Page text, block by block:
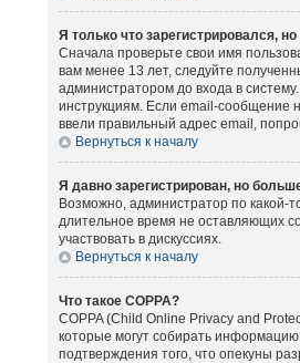
Я только что зарегистрировался,
Сначала проверьте свои имя
вам менее 13 лет, следуйте
администратором до входа в
инструкциям. Если email-сообщение
ввели правильный адрес email,
Вернуться к началу
Я давно зарегистрирован, но
Возможно, администратор по какой-
длительное время не оставляющих
участвовать в дискуссиях.
Вернуться к началу
Что такое COPPA?
COPPA (Child Online Privacy and
которые могут собирать
подтверждения того, что опекуны